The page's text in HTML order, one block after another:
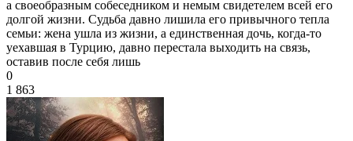
а своеобразным собеседником и немым свидетелем всей его
долгой жизни. Судьба давно лишила его привычного тепла
семьи: жена ушла из жизни, а единственная дочь, когда-то
уехавшая в Турцию, давно перестала выходить на связь,
оставив после себя лишь
0
1 863